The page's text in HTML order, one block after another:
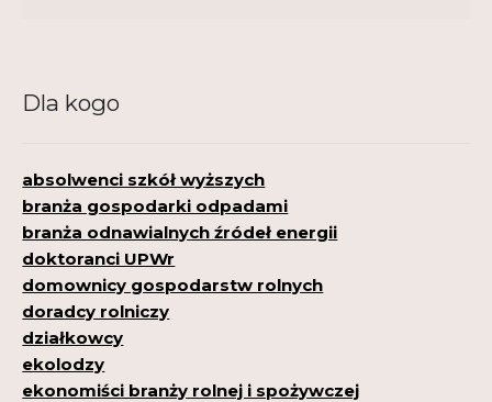
Dla kogo
absolwenci szkół wyższych
branża gospodarki odpadami
branża odnawialnych źródeł energii
doktoranci UPWr
domownicy gospodarstw rolnych
doradcy rolniczy
działkowcy
ekolodzy
ekonomiści branży rolnej i spożywczej